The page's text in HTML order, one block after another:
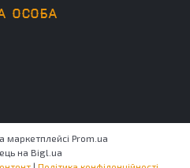
маркетплейсі Prom.ua
на Bigl.ua